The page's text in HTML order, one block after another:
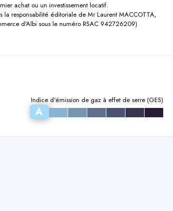
achat ou un investissement locatif.
responsabilité éditoriale de Mr Laurent MACCOTTA,
d'Albi sous le numéro RSAC 942726209)
Indice d'émission de gaz à effet de serre (GES)
A